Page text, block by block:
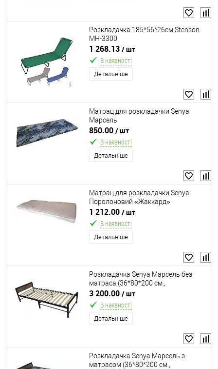
Розкладачка 185*56*26см Stenson
MH-3300
1 268.13 / шт
В наявності
Детальніше
Матрац для розкладачки Senya
Марсель
850.00 / шт
В наявності
Детальніше
Матрац для розкладачки Senya
Поролоновий «Жаккард»
1 212.00 / шт
В наявності
Детальніше
Розкладачка Senya Марсель без
матраса (36*80*200 см.,
навантаження до 130 кг., ламелі 16
шт., ортопедична)
3 200.00 / шт
В наявності
Детальніше
Розкладачка Senya Марсель з
матрасом (36*80*200 см.,